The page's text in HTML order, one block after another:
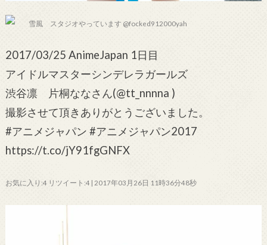
雪風 スタジオやっています @focked912000yah
2017/03/25 AnimeJapan 1日目
アイドルマスターシンデレラガールズ
渋谷凛 片桐ななさん(@tt_nnnna )
撮影させて頂きありがとうございました。
#アニメジャパン #アニメジャパン2017
https://t.co/jY91fgGNFX
お気に入り:4 リツイート:4 | 2017年03月26日 11時36分48秒